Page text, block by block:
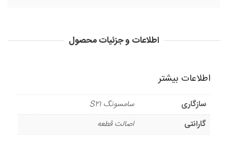
اطلاعات و جزئیات محصول
اطلاعات بیشتر
سازگاری
سامسونگ S21
گارانتی
اصالت قطعه